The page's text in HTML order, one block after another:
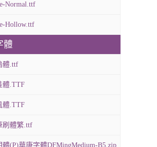
Normal.ttf
Hollow.ttf
體
體.ttf
體.TTF
體.TTF
刷體繁.ttf
體(P)華康字體DFMingMedium-B5.zip